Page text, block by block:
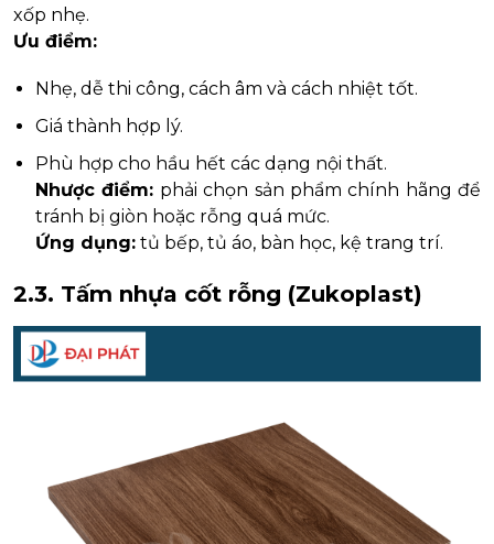
xốp nhẹ.
Ưu điểm:
Nhẹ, dễ thi công, cách âm và cách nhiệt tốt.
Giá thành hợp lý.
Phù hợp cho hầu hết các dạng nội thất.
Nhược điểm: phải chọn sản phẩm chính hãng để
tránh bị giòn hoặc rỗng quá mức.
Ứng dụng: tủ bếp, tủ áo, bàn học, kệ trang trí.
2.3. Tấm nhựa cốt rỗng (Zukoplast)